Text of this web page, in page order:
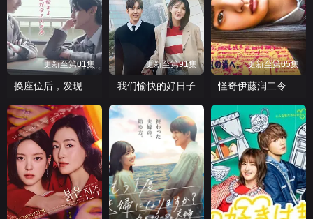
更新至第01集
换座位后，发现身后的男生好像喜欢我
更新至第91集
我们愉快的好日子
更新至第05集
怪奇伊藤润二令人彻夜难眠的奇异故事